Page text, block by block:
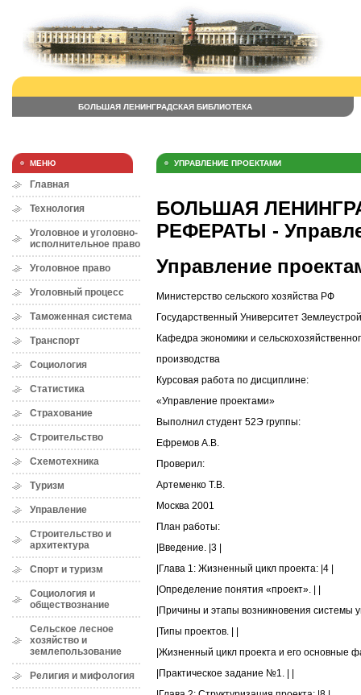
БОЛЬШАЯ ЛЕНИНГРАДСКАЯ БИБЛИОТЕКА
МЕНЮ
Главная
Технология
Уголовное и уголовно-
исполнительное право
Уголовное право
Уголовный процесс
Таможенная система
Транспорт
Социология
Статистика
Страхование
Строительство
Схемотехника
Туризм
Управление
Строительство и
архитектура
Спорт и туризм
Социология и
обществознание
Сельское лесное
хозяйство и
землепользование
Религия и мифология
УПРАВЛЕНИЕ ПРОЕКТАМИ
БОЛЬШАЯ
РЕФЕРАТЫ -
Управление
Министерство сельского хозяйства РФ
Государственный Университет
Кафедра экономики и
производства
Курсовая работа по дисциплине:
«Управление проектами»
Выполнил студент 52Э группы:
Ефремов А.В.
Проверил:
Артеменко Т.В.
Москва 2001
План работы:
|Введение. |3 |
|Глава 1: Жизненный цикл проекта: |4 |
|Определение понятия «проект». | |
|Причины и этапы возникновения системы
|Типы проектов. | |
|Жизненный цикл проекта и его основные
|Практическое задание №1. | |